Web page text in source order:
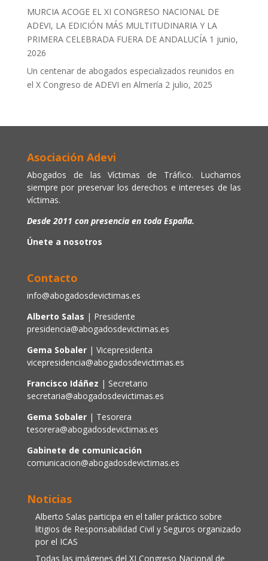
MURCIA ACOGE EL XI CONGRESO NACIONAL DE
ADEVI, LA EDICIÓN MÁS MULTITUDINARIA Y LA
PRIMERA CELEBRADA FUERA DE ANDALUCÍA 1 junio,
2026
Un centenar de abogados especializados reunidos en
el X Congreso de ADEVI en Almería 2 julio, 2025
Asociación Adevi
Abogados de las Víctimas de Tráfico. Luchamos
siempre por preservar los derechos e intereses de las
víctimas.
Desde 2011 con presencia en toda España.
Únete a nosotros
Contacto
info@abogadosdevictimas.es
Alberto Salas | Presidente
presidencia@abogadosdevictimas.es
Gema Sobaler | Vicepresidenta
vicepresidencia@abogadosdevictimas.es
Francisco Idáñez | Secretario
secretaria@abogadosdevictimas.es
Gema Sobaler| Tesorera
tesorera@abogadosdevictimas.es
Gabinete de comunicación
comunicacion@abogadosdevictimas.es
Noticias
Alberto Salas participa en el taller práctico sobre
litigios de Responsabilidad Civil y Seguros organizado
por el ICAS
Todas las imágenes del XI Congreso Nacional de